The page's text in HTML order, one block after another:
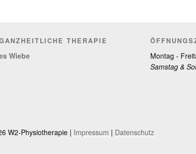
THERAPIE
Wiebe
Montag -
Samstag &
W2-Physiotherapie | Impressum | Datenschutz